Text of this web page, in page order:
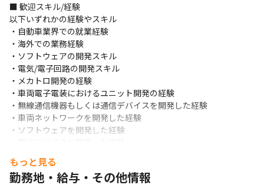
部下で構成されています
・個々人の単独プレーではなく、同じ目標に向けて一体感をもっ
て業務を遂行し、個人としても、チームとしても向上できる風土
を目指しています
・異なる文化や意見を受け入れながら積極的にコミュニケーショ
ンをとり、業務を遂行します
＜開発環境＞
・開発手法はプロジェクトにより異なります
・コミュニケーションツールとしてはSlack、Google Meet、
Zoomを使用しています
・経験者に関しては基本的にOJTで業務理解を深めます
・R&D組織内にて、技術に関する専門性を磨くための研修を用意
■ 歓迎スキル/経験
以下いずれかの経験やスキル
・自動車業界での就業経験
・海外での業務経験
・ソフトウェアの開発スキル
・電気/電子回路の開発スキル
・メカトロ開発の経験
・車両電子電装におけるユニット開発の経験
・無線通信機器もしくは通信デバイスを開発した経験
・車両ネットワークを開発した経験
・ソフトウェアを開発した経験
・車載電源システムを開発した経験
・必須スキルに関する、開発リーダーの経験
もっと見る
勤務地・給与・その他情報